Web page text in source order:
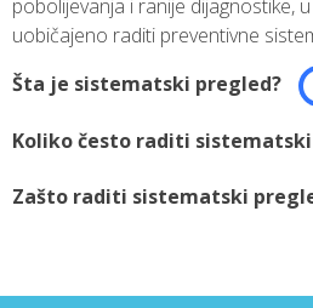
pobolijevanja i ranije dijagnostike,
uobičajeno raditi preventivne
Šta je sistematski pregled?
Koliko često raditi
Zašto raditi sistematski